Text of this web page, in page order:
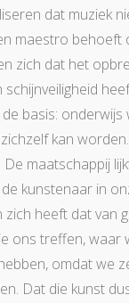
dat muziek
maestro behoeft
zich dat het
basis: onderwijs
kan
maatschappij
kunstenaar in
zich heeft dat van
ons treffen, waar
omdat we
Dat die kunst